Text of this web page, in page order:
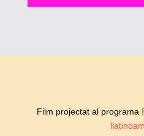
Film projectat al programa